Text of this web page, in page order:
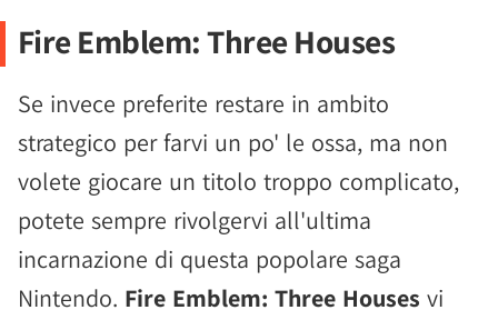
Fire Emblem: Three Houses
Se invece preferite restare in ambito
strategico per farvi un po' le ossa, ma non
volete giocare un titolo troppo complicato,
potete sempre rivolgervi all'ultima
incarnazione di questa popolare saga
Nintendo. Fire Emblem: Three Houses vi